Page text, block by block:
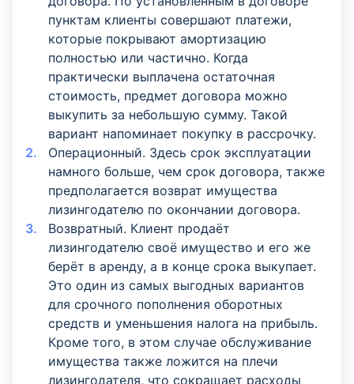
пунктам клиенты совершают платежи,
которые покрывают амортизацию
полностью или частично. Когда
практически выплачена остаточная
стоимость, предмет договора можно
выкупить за небольшую сумму. Такой
вариант напоминает покупку в рассрочку.
Операционный. Здесь срок эксплуатации
намного больше, чем срок договора, также
предполагается возврат имущества
лизингодателю по окончании договора.
Возвратный. Клиент продаёт
лизингодателю своё имущество и его же
берёт в аренду, а в конце срока выкупает.
Это один из самых выгодных вариантов
для срочного пополнения оборотных
средств и уменьшения налога на прибыль.
Кроме того, в этом случае обслуживание
имущества также ложится на плечи
лизингодателя, что сокращает расходы